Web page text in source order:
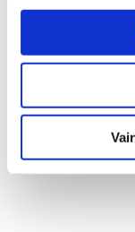
Tutustu
teollisiin